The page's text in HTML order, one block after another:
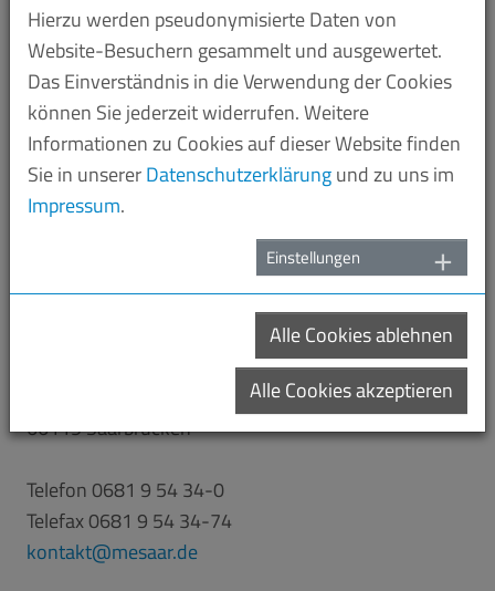
Sollten Sie noch keinen Zugang haben, wenden Sie
sich bitte per Mail an
Frau Susanne Sturm
sturm
mesaar.de
Sie sind noch kein Mitglied? Wir beraten Sie gerne
rund um Fragen der Mitgliedschaft.
Rufen Sie uns an oder schreiben Sie uns:
Verband der Metall- und Elektroindustrie
66119 Saarbrücken
Telefon 0681 9 54 34-0
Telefax 0681 9 54 34-74
kontakt
mesaar.de
Hierzu werden pseudonymisierte Daten von
Website-Besuchern gesammelt und ausgewertet.
Das Einverständnis in die Verwendung der Cookies
können Sie jederzeit widerrufen. Weitere
Informationen zu Cookies auf dieser Website finden
Sie in unsererDatenschutzerklärungund zu uns im
Impressum.
Einstellungen
Alle Cookies ablehnen
Alle Cookies akzeptieren